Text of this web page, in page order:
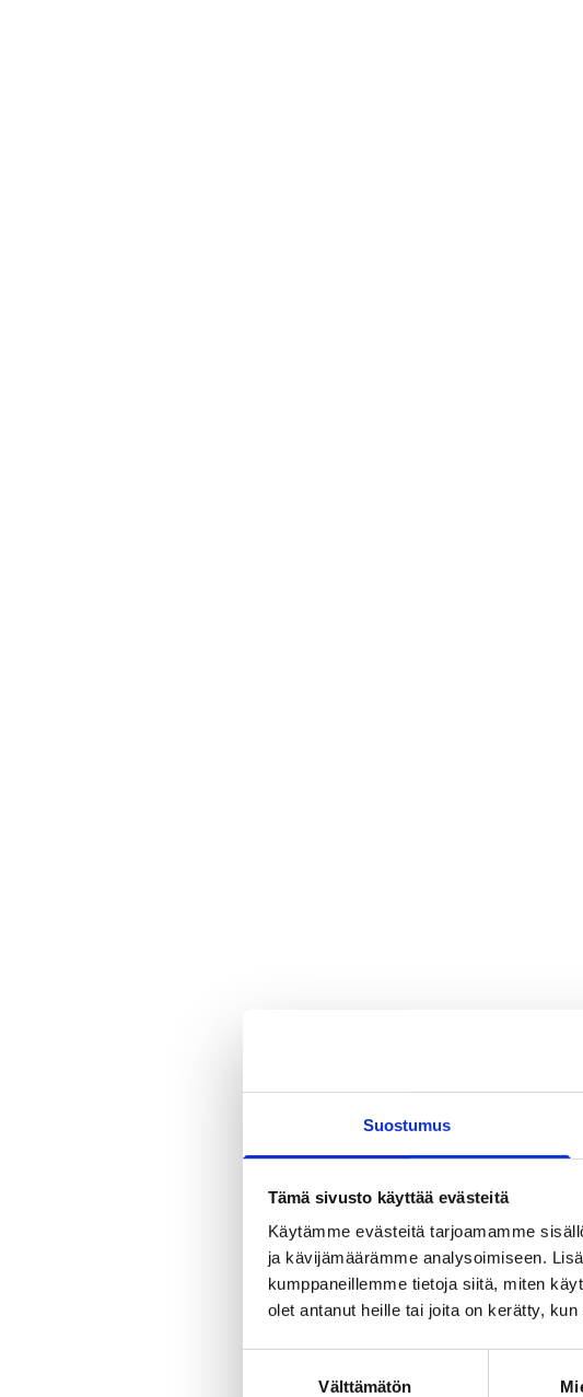
Suostumus
Tämä sivusto käyttää evästeitä
Käytämme evästeitä tarjoamamme
ja kävijämäärämme analysoimiseen.
kumppaneillemme tietoja siitä, miten
olet antanut heille tai joita on kerätty,
Välttämätön
tukevat
säätiön
perustaa
school -